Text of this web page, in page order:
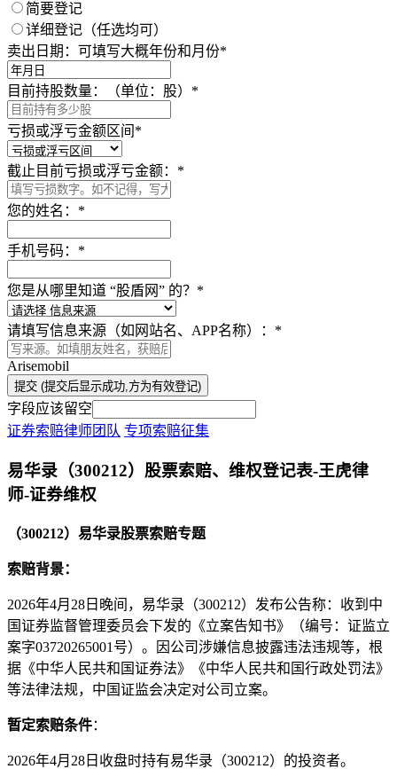
简要登记
详细登记（任选均可）
卖出日期：可填写大概年份和月份*
目前持股数量：（单位：股） *
亏损或浮亏金额区间 *
截止目前亏损或浮亏金额： *
您的姓名： *
手机号码： *
您是从哪里知道 “股盾网” 的？ *
请填写信息来源（如网站名、APP名称）： *
Arisemobil
提交 (提交后显示成功,方为有效登记)
字段应该留空
证券索赔律师团队 专项索赔征集
易华录（300212）股票索赔、维权登记表-王虎律
师-证券维权
（300212）易华录股票索赔专题
索赔背景：
2026年4月28日晚间，易华录（300212）发布公告称：收到中
国证券监督管理委员会下发的《立案告知书》（编号：证监立
案字03720265001号）。因公司涉嫌信息披露违法违规等，根
据《中华人民共和国证券法》《中华人民共和国行政处罚法》
等法律法规，中国证监会决定对公司立案。
暂定索赔条件：
2026年4月28日收盘时持有易华录（300212）的投资者。